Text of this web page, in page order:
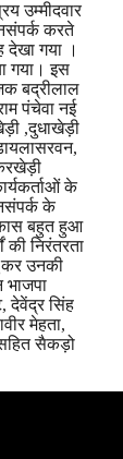
उम्मीदवार
करते
देखा गया ।
गया। इस
बद्रीलाल
पंचेवा नई
,दुधाखेड़ी
के
के
बहुत हुआ
की निरंतरता
कर उनकी
भाजपा
देवेंद्र सिंह
मेहता,
सैकड़ो